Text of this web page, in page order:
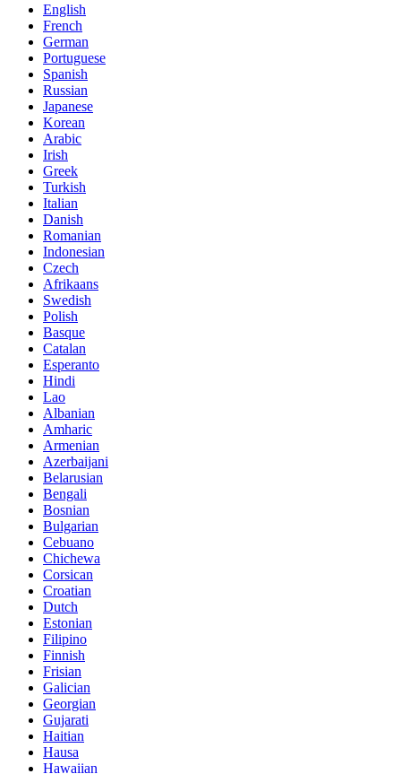
English
French
German
Portuguese
Spanish
Russian
Japanese
Korean
Arabic
Irish
Greek
Turkish
Italian
Danish
Romanian
Indonesian
Czech
Afrikaans
Swedish
Polish
Basque
Catalan
Esperanto
Hindi
Lao
Albanian
Amharic
Armenian
Azerbaijani
Belarusian
Bengali
Bosnian
Bulgarian
Cebuano
Chichewa
Corsican
Croatian
Dutch
Estonian
Filipino
Finnish
Frisian
Galician
Georgian
Gujarati
Haitian
Hausa
Hawaiian